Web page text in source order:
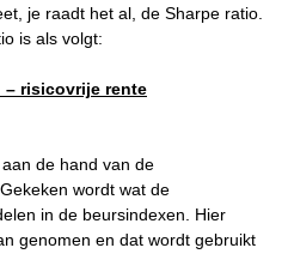
je raadt het al, de Sharpe ratio.
is als volgt:
risicovrije rente
de hand van de
wordt wat de
in de beursindexen. Hier
genomen en dat wordt gebruikt